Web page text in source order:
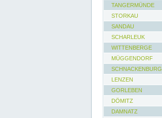
TANGERMÜNDE
STORKAU
SANDAU
SCHARLEUK
WITTENBERGE
MÜGGENDORF
SCHNACKENBURG
LENZEN
GORLEBEN
DÖMITZ
DAMNATZ